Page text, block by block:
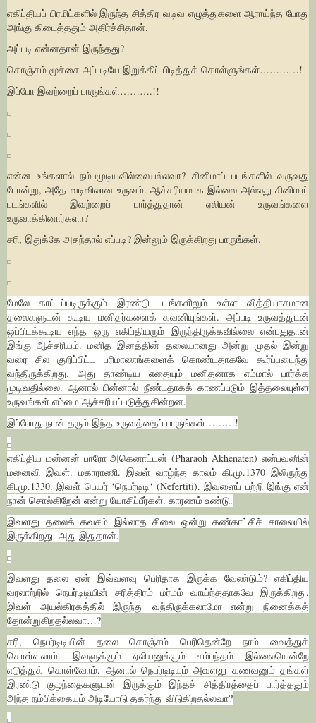
எகிப்தியப் பிரமிட்களில் இருந்த சித்திர வடிவ எழுத்துகளை ஆராய்ந்த போது
அங்கு கிடைத்ததும் அதிர்ச்சிதான்.
அப்படி என்னதான் இருந்தது?
கொஞ்சம் மூச்சை அப்படியே இறுக்கிப் பிடித்துக் கொள்ளுங்கள்…………!
இப்போ இவற்றைப் பாருங்கள்……….!!
என்ன உங்களால் நம்பமுடியவில்லையல்லவா? சினிமாப் படங்களில் வருவது
போன்று, அதே வடிவிலான உருவம். ஆச்சரியமாக இல்லை அல்லது சினிமாப்
படங்களில் இவற்றைப் பார்த்துதான் ஏலியன் உருவங்களை
உருவாக்கினார்களா?
சரி, இதுக்கே அசந்தால் எப்படி? இன்னும் இருக்கிறது பாருங்கள்.
மேலே காட்டப்படிருக்கும் இரண்டு படங்களிலும் உள்ள வித்தியாசமான
தலைகளுடன் கூடிய மனிதர்களைக் கவனியுங்கள். அப்படி உருவத்துடன்
ஒப்பிடக்கூடிய எந்த ஒரு எகிப்தியரும் இருந்திருக்கவில்லை என்பதுதான்
இங்கு ஆச்சரியம். மனித இனத்தின் தலையானது அன்று முதல் இன்று
வரை சில குறிப்பிட்ட பரிமாணங்களைக் கொண்டதாகவே கூர்ப்படைந்து
வந்திருக்கிறது. அது தாண்டிய எதையும் மனிதனாக எம்மால் பார்க்க
முடிவதில்லை. ஆனால் பின்னால் நீண்டதாகக் காணப்படும் இத்தலையுள்ள
உருவங்கள் எம்மை ஆச்சரியப்படுத்துகின்றன.
இப்போது நான் தரும் இந்த உருவத்தைப் பாருங்கள்………!
எகிப்திய மன்னன் பாரோ அகெனாட்டன் (Pharaoh Akhenaten) என்பவனின்
மனைவி இவள். மகாராணி. இவள் வாழ்ந்த காலம் கி.மு.1370 இலிருந்து
கி.மு.1330. இவள் பெயர் ‘நெபர்டிடி‘ (Nefertiti). இவளைப் பற்றி இங்கு ஏன்
நான் சொல்கிறேன் என்று யோசிப்பீர்கள். காரணம் உண்டு.
இவளது தலைக் கவசம் இல்லாத சிலை ஒன்று கண்காட்சிச் சாலையில்
இருக்கிறது. அது இதுதான்.
இவளது தலை ஏன் இவ்வளவு பெரிதாக இருக்க வேண்டும்? எகிப்திய
வரலாற்றில் நெபர்டிடியின் சரித்திரம் மர்மம் வாய்ந்ததாகவே இருக்கிறது.
இவள் அயல்கிரகத்தில் இருந்து வந்திருக்கலாமோ என்று நினைக்கத்
தோன்றுகிறதல்லவா…?
சரி, நெபர்டிடியின் தலை கொஞ்சம் பெரிதென்றே நாம் வைத்துக்
கொள்ளலாம். இவளுக்கும் ஏலியனுக்கும் சம்பந்தம் இல்லையென்றே
எடுத்துக் கொள்வோம். ஆனால் நெபர்டிடியும் அவளது கணவனும் தங்கள்
இரண்டு குழந்தைகளுடன் இருக்கும் இந்தச் சித்திரத்தைப் பார்த்ததும்
அந்த நம்பிக்கையும் அடியோடு தகர்ந்து விடுகிறதல்லவா?